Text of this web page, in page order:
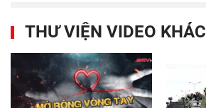
THƯ VIỆN VIDEO KHÁC